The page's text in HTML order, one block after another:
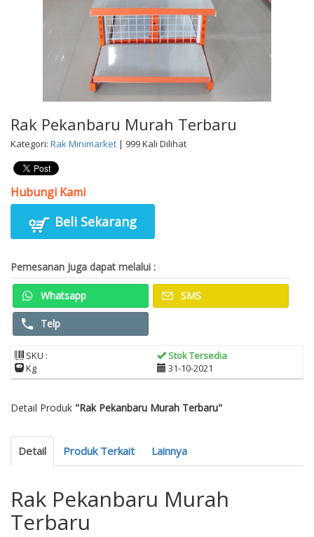
Rak Pekanbaru Murah Terbaru
Kategori: Rak Minimarket | 999 Kali Dilihat
Hubungi Kami
Beli Sekarang
Pemesanan Juga dapat melalui :
Whatsapp SMS
Telp
SKU :
Stok Tersedia
Kg
31-10-2021
Detail Produk "Rak Pekanbaru Murah Terbaru"
Detail Produk Terkait Lainnya
Rak Pekanbaru Murah
Terbaru